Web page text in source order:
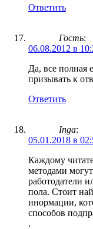
Ответить
Гость:
06.08.2012 в
Да, все полная
призывать к
Ответить
Inga:
05.01.2018 в
Каждому
методами
работодатели
пола. Стоит
инормации,
способов
.